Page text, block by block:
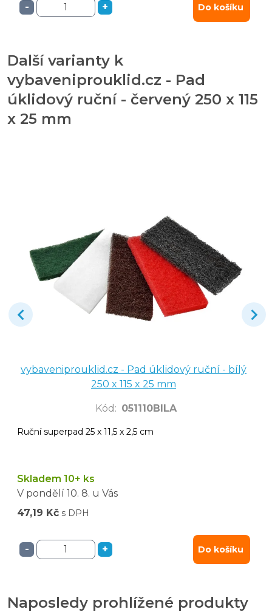
- + Do košíku
Další varianty k
vybaveniprouklid.cz - Pad
úklidový ruční - červený 250 x 115
x 25 mm
vybaveniprouklid.cz - Pad úklidový ruční - bílý
250 x 115 x 25 mm
Kód : 051110BILA
Ruční superpad 25 x 11,5 x 2,5 cm
Skladem 10+ ks
V pondělí 10. 8. u Vás
47,19 Kč s DPH
- + Do košíku
Naposledy prohlížené produkty